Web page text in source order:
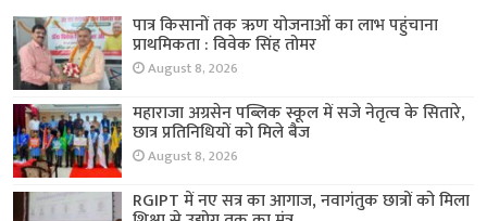
पात्र किसानों तक ऋण योजनाओं का लाभ पहुंचाना
प्राथमिकता : विवेक सिंह तोमर
August 8, 2026
महाराजा अग्रसेन पब्लिक स्कूल में सजे नेतृत्व के सितारे,
छात्र प्रतिनिधियों को मिले बैज
August 8, 2026
RGIPT में नए सत्र का आगाज, नवागंतुक छात्रों को मिला